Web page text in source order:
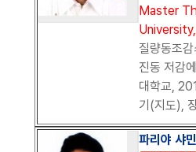
Master
질량동조
진동 저감
대학교,
기(지도),
파리야 샤민